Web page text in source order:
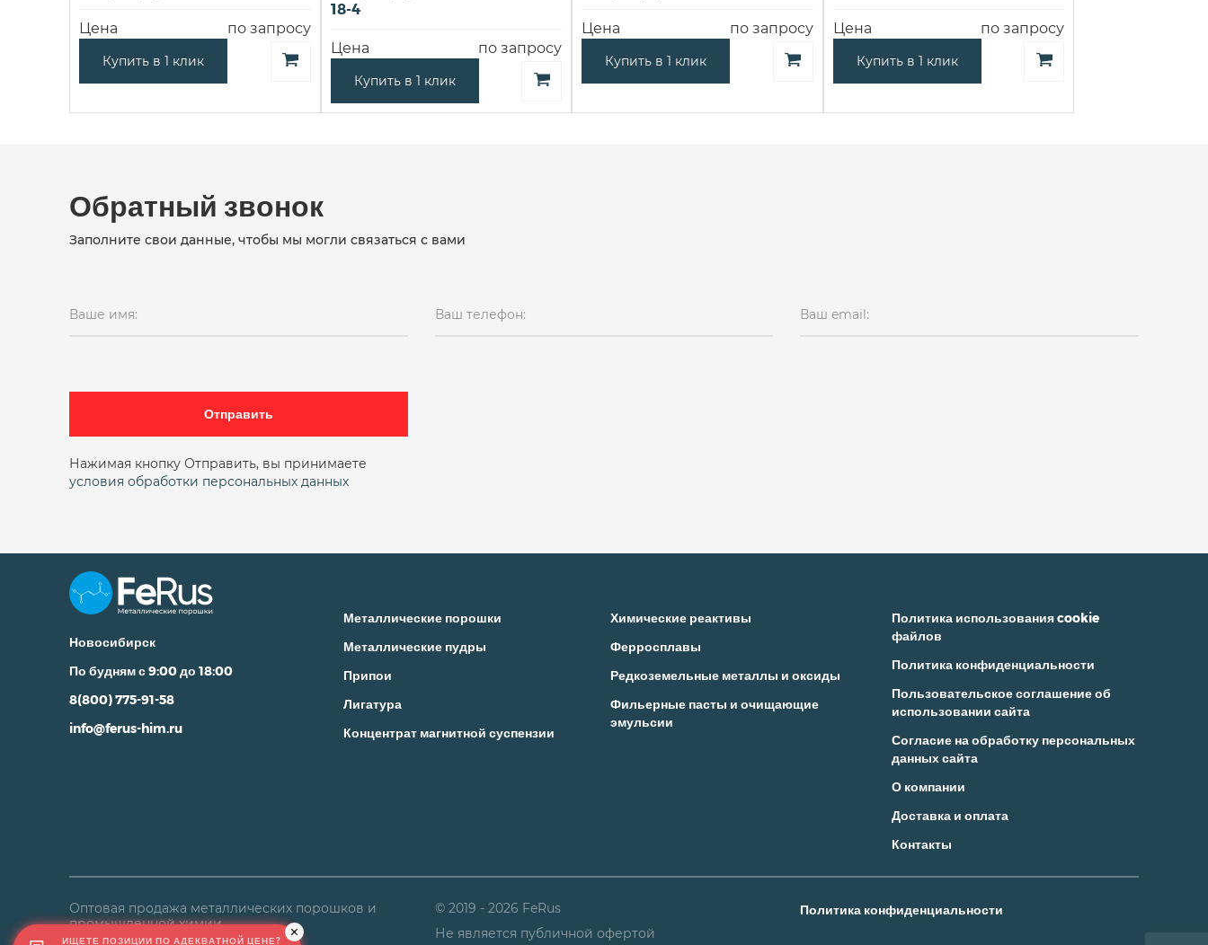
Цена по запросу
Купить в 1 клик
18-4
Цена по запросу
Купить в 1 клик
Цена по запросу
Купить в 1 клик
Цена по запросу
Купить в 1 клик
Обратный звонок
Заполните свои данные, чтобы мы могли связаться с вами
Ваше имя: Ваш телефон: Ваш email:
Отправить
Нажимая кнопку Отправить, вы принимаете
условия обработки персональных данных
Новосибирск
По будням с 9:00 до 18:00
8(800) 775-91-58
info@ferus-him.ru
Металлические порошки
Металлические пудры
Припои
Лигатура
Концентрат магнитной суспензии
Химические реактивы
Ферросплавы
Редкоземельные металлы и оксиды
Фильерные пасты и очищающие
эмульсии
Политика использования cookie
файлов
Политика конфиденциальности
Пользовательское соглашение об
использовании сайта
Согласие на обработку персональных
данных сайта
О компании
Доставка и оплата
Контакты
Оптовая продажа металлических порошков и
промышленной химии
© 2019 - 2026 FeRus
Не является публичной офертой
Политика конфиденциальности
ИЩЕТЕ ПОЗИЦИИ ПО АДЕКВАТНОЙ ЦЕНЕ?